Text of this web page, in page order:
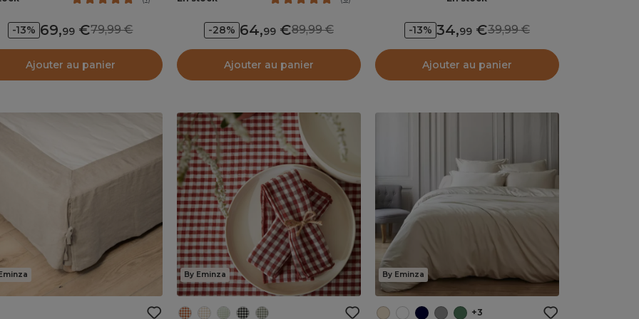
-13% 69,99 79,99
Ajouter au panier
-28% 64,99 89,99
Ajouter au panier
-13% 34,99 39,99
Ajouter au panier
By Eminza By Eminza
+3